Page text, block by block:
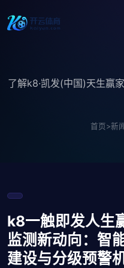
了解k8·凯发(中国)天生赢
首页>新
k8一触即发人生
监测新动向：智
建设与分级预警